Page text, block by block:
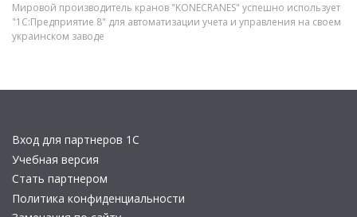
Мировой производитель кранов "KONECRANES" успешно использует
"1С:Предприятие 8" для автоматизации учета и управления на своем
украинском заводе
Вход для партнеров 1С
Учебная версия
Стать партнером
Политика конфиденциальности